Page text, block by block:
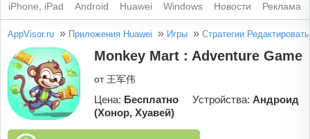
iPhone, iPad Android Huawei Windows Новости Реклама
AppVisor.ru » Приложения Huawei » Игры » Стратегии Редактировать
Monkey Mart : Adventure Game
от 王军伟
Цена: Бесплатно Устройства: Андроид
(Хонор, Хуавей)